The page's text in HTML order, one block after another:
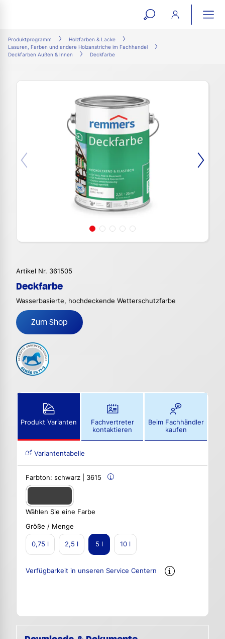
open
Produktprogramm
Holzfarben & Lacke
Lasuren, Farben und andere Holzanstriche im Fachhandel
Deckfarben Außen & Innen
Deckfarbe
Artikel Nr. 361505
Deckfarbe
Wasserbasierte, hochdeckende Wetterschutzfarbe
Zum Shop
Produkt Varianten
Fachvertreter
kontaktieren
Beim Fachhändler
kaufen
Variantentabelle
Farbton: schwarz | 3615
Wählen Sie eine Farbe
Größe / Menge
0,75 l 2,5 l 5 l 10 l
Verfügbarkeit in unseren Service Centern